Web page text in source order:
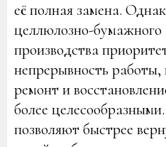
её полная замена.
целлюлозно-бумажного
производства
непрерывность работы,
ремонт и
более
позволяют быстрее